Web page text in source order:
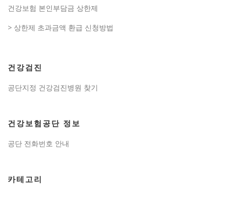
건강보험 본인부담금 상한제
> 상한제 초과금액 환급 신청방법
건강검진
공단지정 건강검진병원 찾기
건강보험공단 정보
공단 전화번호 안내
카테고리